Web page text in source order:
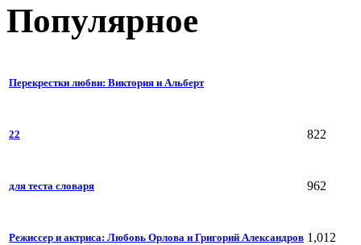
Популярное
Перекрестки любви: Виктория и Альберт
22 822
для теста словаря 962
Режиссер и актриса: Любовь Орлова и Григорий Александров 1,012